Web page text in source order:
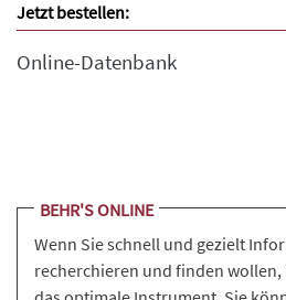
Jetzt bestellen:
Online-Datenbank
BEHR'S ONLINE
Wenn Sie schnell und gezielt
recherchieren und finden wollen,